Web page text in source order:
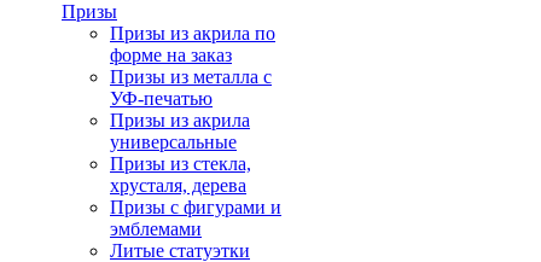
Призы
Призы из акрила по
форме на заказ
Призы из металла с
УФ-печатью
Призы из акрила
универсальные
Призы из стекла,
хрусталя, дерева
Призы с фигурами и
эмблемами
Литые статуэтки